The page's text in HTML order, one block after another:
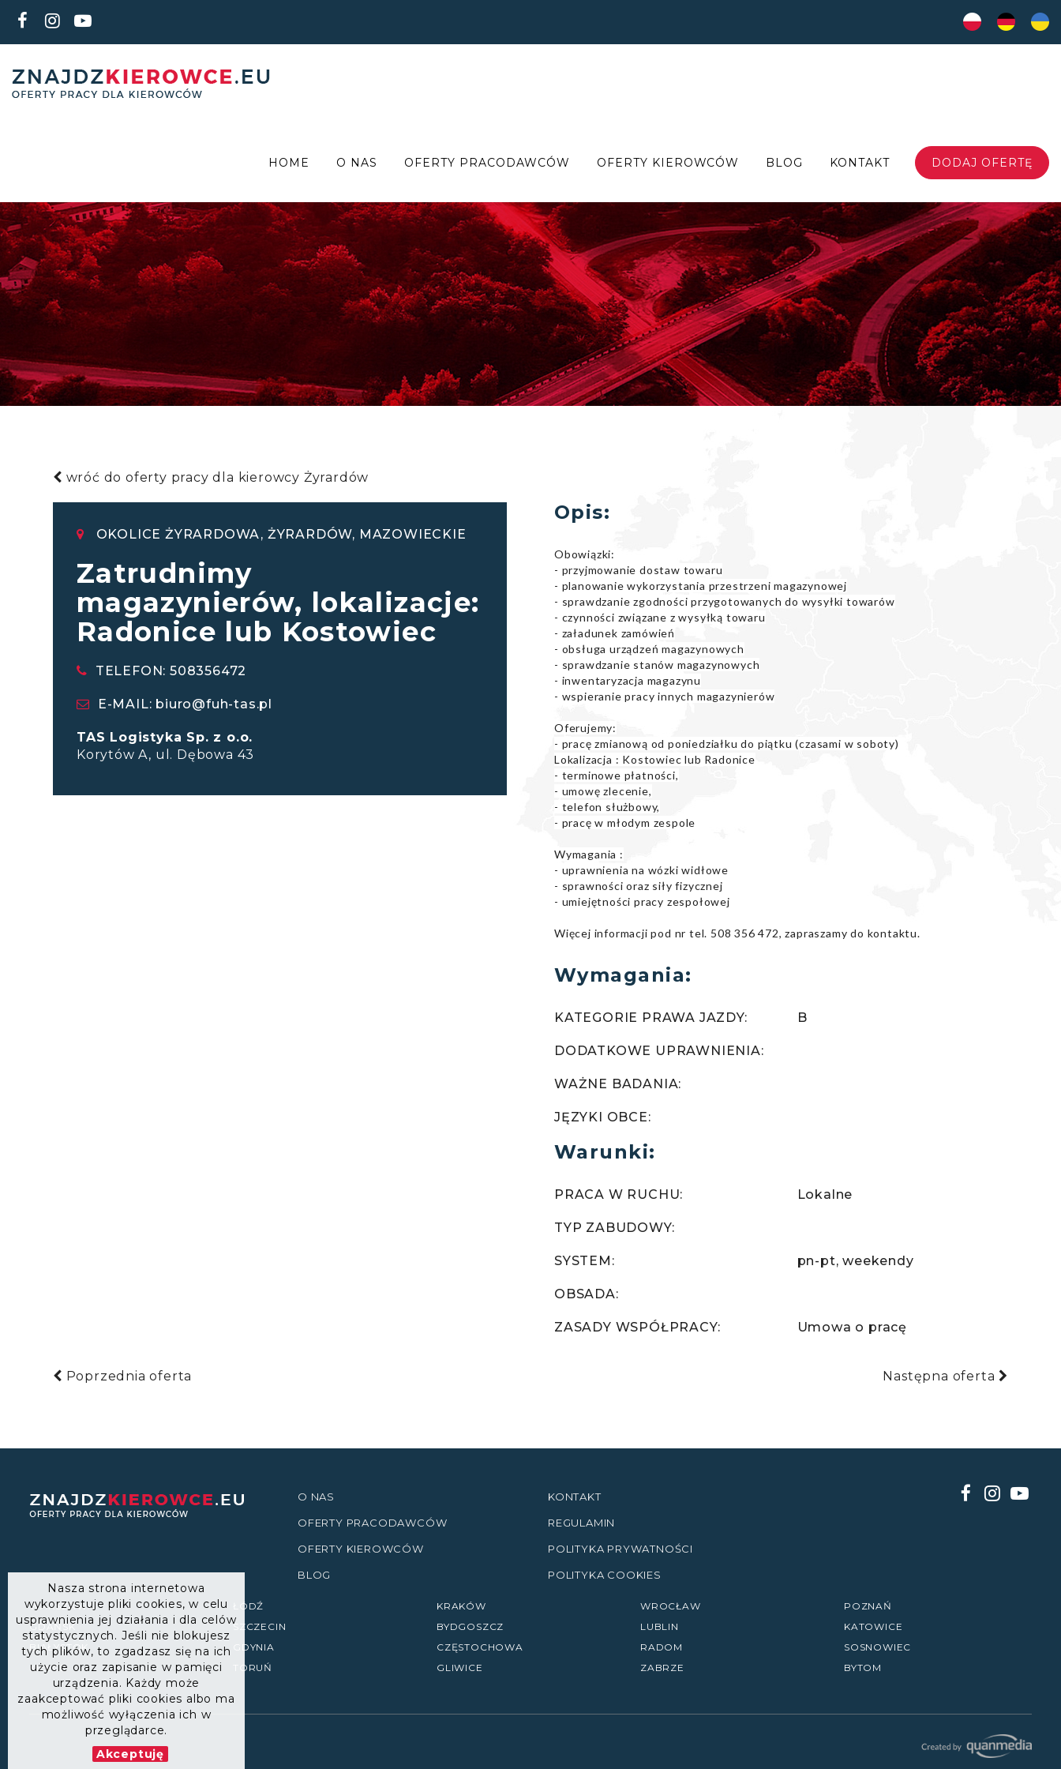
HOME O NAS OFERTY PRACODAWCÓW OFERTY KIEROWCÓW BLOG KONTAKT DODAJ OFERTĘ
wróć do oferty pracy dla kierowcy Żyrardów
OKOLICE ŻYRARDOWA, ŻYRARDÓW, MAZOWIECKIE
Zatrudnimy
magazynierów, lokalizacje:
Radonice lub Kostowiec
TELEFON: 508356472
E-MAIL: biuro@fuh-tas.pl
TAS Logistyka Sp. z o.o.
Korytów A, ul. Dębowa 43
Opis:
Obowiązki:
- przyjmowanie dostaw towaru
- planowanie wykorzystania przestrzeni magazynowej
- sprawdzanie zgodności przygotowanych do wysyłki towarów
- czynności związane z wysyłką towaru
- załadunek zamówień
- obsługa urządzeń magazynowych
- sprawdzanie stanów magazynowych
- inwentaryzacja magazynu
- wspieranie pracy innych magazynierów
Oferujemy:
- pracę zmianową od poniedziałku do piątku (czasami w soboty)
Lokalizacja : Kostowiec lub Radonice
- terminowe płatności,
- umowę zlecenie,
- telefon służbowy,
- pracę w młodym zespole
Wymagania :
- uprawnienia na wózki widłowe
- sprawności oraz siły fizycznej
- umiejętności pracy zespołowej
Więcej informacji pod nr tel. 508 356 472, zapraszamy do kontaktu.
Wymagania:
KATEGORIE PRAWA JAZDY: B
DODATKOWE UPRAWNIENIA:
WAŻNE BADANIA:
JĘZYKI OBCE:
Warunki:
PRACA W RUCHU: Lokalne
TYP ZABUDOWY:
SYSTEM: pn-pt weekendy
OBSADA:
ZASADY WSPÓŁPRACY: Umowa o pracę
Poprzednia oferta Następna oferta
O NAS
OFERTY PRACODAWCÓW
OFERTY KIEROWCÓW
BLOG
KONTAKT
REGULAMIN
POLITYKA PRYWATNOŚCI
POLITYKA COOKIES
WARSZAWA ŁÓDŹ KRAKÓW WROCŁAW
POZNAŃ
GDAŃSK
SZCZECIN BYDGOSZCZ LUBLIN
KATOWICE
BIAŁYSTOK
GDYNIA CZĘSTOCHOWA RADOM
SOSNOWIEC
KIELCE
TORUŃ GLIWICE ZABRZE BYTOM
Nasza strona internetowa
wykorzystuje pliki cookies, w celu
usprawnienia jej działania i dla celów
statystycznych. Jeśli nie blokujesz
tych plików, to zgadzasz się na ich
użycie oraz zapisanie w pamięci
urządzenia. Każdy może
zaakceptować pliki cookies albo ma
możliwość wyłączenia ich w
przeglądarce.
Akceptuję